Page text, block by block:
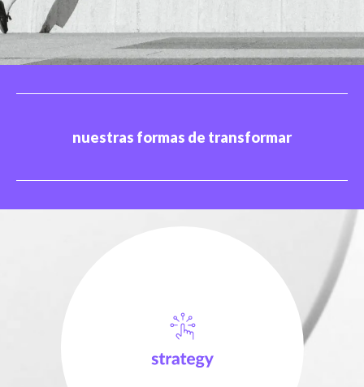
nuestras formas de transformar